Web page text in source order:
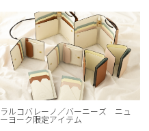
ラルコバレーノ／バーニーズ ニュ
ーヨーク限定アイテム